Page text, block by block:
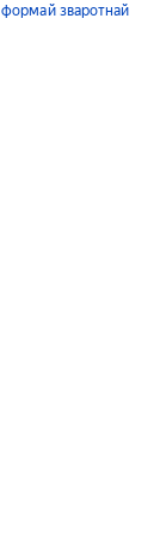
формай зваротнай